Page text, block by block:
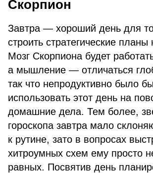
Скорпион
Завтра — хороший день для
строить стратегические
Мозг Скорпиона будет
а мышление — отличаться
так что непродуктивно было бы
использовать этот день на
домашние дела. Тем более,
гороскопа завтра мало
к рутине, зато в вопросах
хитроумных схем ему просто
равных. Посвятив день